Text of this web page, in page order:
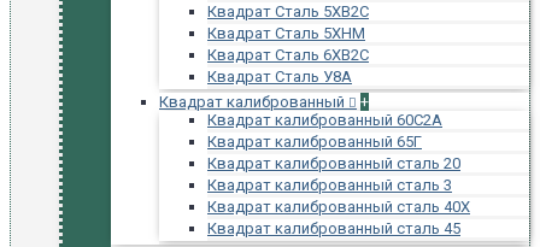
Квадрат Сталь 5ХВ2С
Квадрат Сталь 5ХНМ
Квадрат Сталь 6ХВ2С
Квадрат Сталь У8А
Квадрат калиброванный
+
Квадрат калиброванный 60С2А
Квадрат калиброванный 65Г
Квадрат калиброванный сталь 20
Квадрат калиброванный сталь 3
Квадрат калиброванный сталь 40Х
Квадрат калиброванный сталь 45